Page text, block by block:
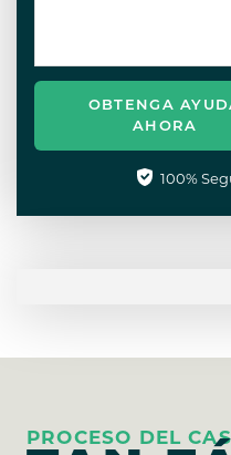
OBTENGA
AHORA
100%
PROCESO DEL